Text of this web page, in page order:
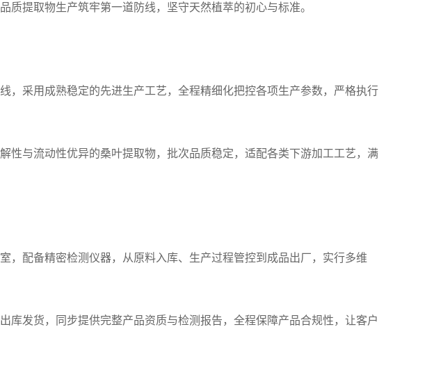
质提取物生产筑牢第一道防线，坚守天然植萃的初心与标准。
，采用成熟稳定的先进生产工艺，全程精细化把控各项生产参数，严格执行
性与流动性优异的桑叶提取物，批次品质稳定，适配各类下游加工工艺，满
，配备精密检测仪器，从原料入库、生产过程管控到成品出厂，实行多维
库发货，同步提供完整产品资质与检测报告，全程保障产品合规性，让客户